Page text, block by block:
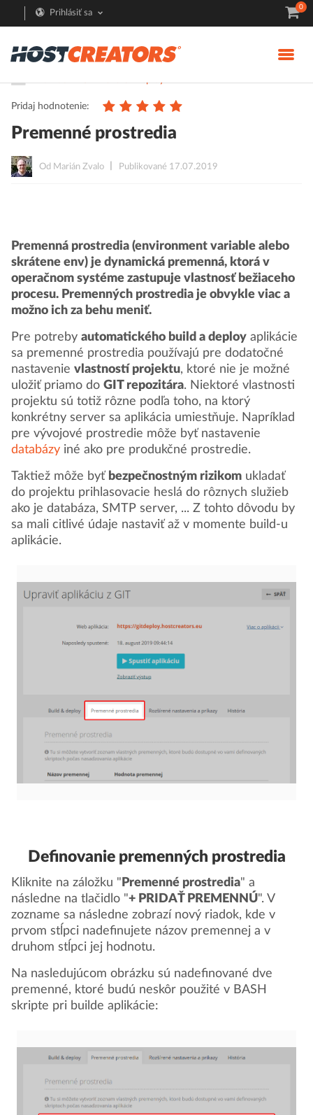
Prihlásiť sa
0
Pridaj hodnotenie:
Premenné prostredia
Od Marián Zvalo Publikované 17.07.2019
Premenná prostredia (environment variable alebo
skrátene env) je dynamická premenná, ktorá v
operačnom systéme zastupuje vlastnosť bežiaceho
procesu. Premenných prostredia je obvykle viac a
možno ich za behu meniť.
Pre potreby automatického build a deploy aplikácie
sa premenné prostredia používajú pre dodatočné
nastavenie vlastností projektu, ktoré nie je možné
uložiť priamo do GIT repozitára. Niektoré vlastnosti
projektu sú totiž rôzne podľa toho, na ktorý
konkrétny server sa aplikácia umiestňuje. Napríklad
pre vývojové prostredie môže byť nastavenie
databázy iné ako pre produkčné prostredie.
Taktiež môže byť bezpečnostným rizikom ukladať
do projektu prihlasovacie heslá do rôznych služieb
ako je databáza, SMTP server, ... Z tohto dôvodu by
sa mali citlivé údaje nastaviť až v momente build-u
aplikácie.
Definovanie premenných prostredia
Kliknite na záložku " Premenné prostredia" a
následne na tlačidlo "+ PRIDAŤ PREMENNÚ". V
zozname sa následne zobrazí nový riadok, kde v
prvom stĺpci nadefinujete názov premennej a v
druhom stĺpci jej hodnotu.
Na nasledujúcom obrázku sú nadefinované dve
premenné, ktoré budú neskôr použité v BASH
skripte pri builde aplikácie: